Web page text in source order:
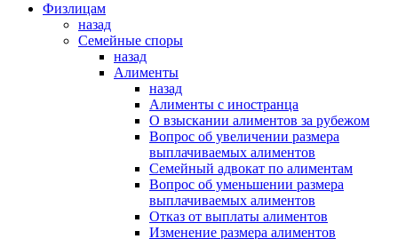
Физлицам
назад
Семейные споры
назад
Алименты
назад
Алименты с иностранца
О взыскании алиментов за рубежом
Вопрос об увеличении размера
выплачиваемых алиментов
Семейный адвокат по алиментам
Вопрос об уменьшении размера
выплачиваемых алиментов
Отказ от выплаты алиментов
Изменение размера алиментов